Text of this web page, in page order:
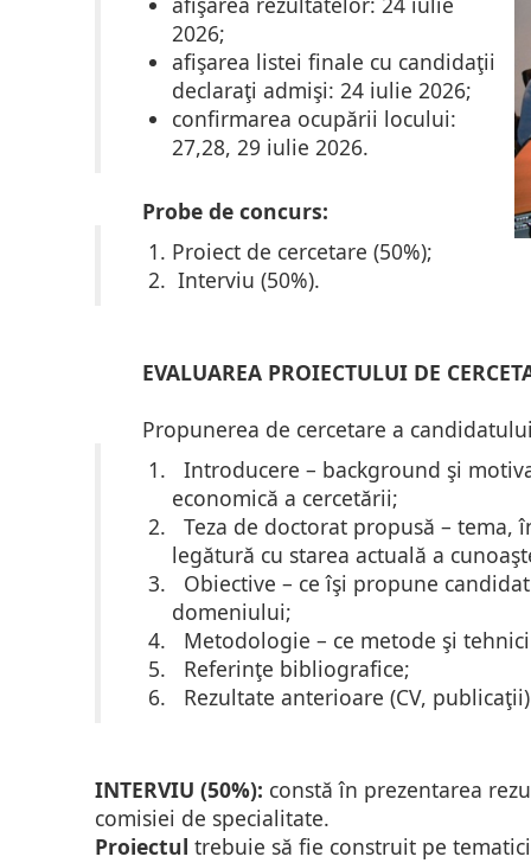
2026;
afişarea listei finale cu candidaţii
declaraţi admişi: 24 iulie 2026;
confirmarea ocupării locului:
27,28, 29 iulie 2026.
Probe de concurs:
Proiect de cercetare (50%);
Interviu (50%).
EVALUAREA PROIECTULUI DE
Propunerea de cercetare a
Introducere – background şi
economică a cercetării;
Teza de doctorat propusă –
legătură cu starea actuală a
Obiective – ce îşi propune
domeniului;
Metodologie – ce metode şi
Referinţe bibliografice;
Rezultate anterioare (CV, publicaţii)
INTERVIU (50%): constă în prezentarea
comisiei de specialitate.
Proiectul trebuie să fie construit pe